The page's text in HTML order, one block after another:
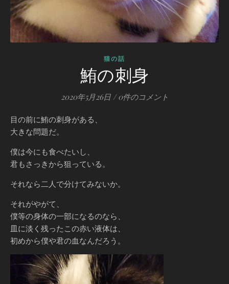
猫の話
鮪の刺身
2020年5月26日 / 0件のコメント
目の前に鮪の刺身がある、
大きな問題だ。
僕は今にも食べたいし、
君もさっきから狙っている。
それなら二人で分けてみないか。
それがやがて、
僕等の身体の一部になるのなら、
皿に淡く残ったこの赤い液体は、
初めから僕や君の血なんだろう。